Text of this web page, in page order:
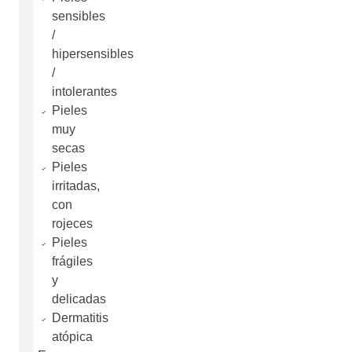
sensibles
/
hipersensibles
/
intolerantes
Pieles
muy
secas
Pieles
irritadas,
con
rojeces
Pieles
frágiles
y
delicadas
Dermatitis
atópica